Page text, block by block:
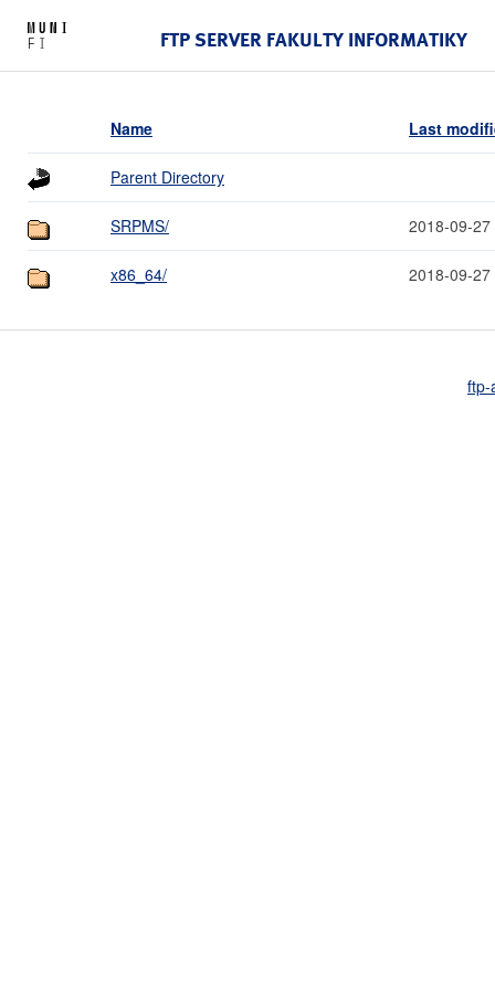
FTP SERVER FAKULTY INFORMATIKY
Name Last
Parent Directory
SRPMS/ 2018-09-27
x86_64/ 2018-09-27
ftp-